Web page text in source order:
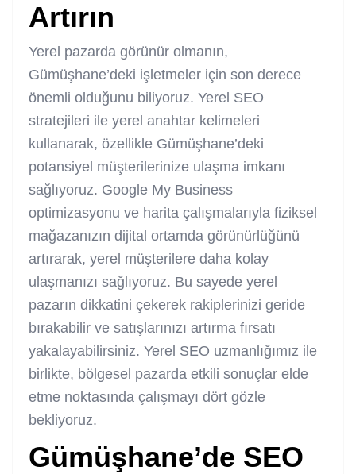
Artırın
Yerel pazarda görünür olmanın,
Gümüşhane’deki işletmeler için son derece
önemli olduğunu biliyoruz. Yerel SEO
stratejileri ile yerel anahtar kelimeleri
kullanarak, özellikle Gümüşhane’deki
potansiyel müşterilerinize ulaşma imkanı
sağlıyoruz. Google My Business
optimizasyonu ve harita çalışmalarıyla fiziksel
mağazanızın dijital ortamda görünürlüğünü
artırarak, yerel müşterilere daha kolay
ulaşmanızı sağlıyoruz. Bu sayede yerel
pazarın dikkatini çekerek rakiplerinizi geride
bırakabilir ve satışlarınızı artırma fırsatı
yakalayabilirsiniz. Yerel SEO uzmanlığımız ile
birlikte, bölgesel pazarda etkili sonuçlar elde
etme noktasında çalışmayı dört gözle
bekliyoruz.
Gümüşhane’de SEO